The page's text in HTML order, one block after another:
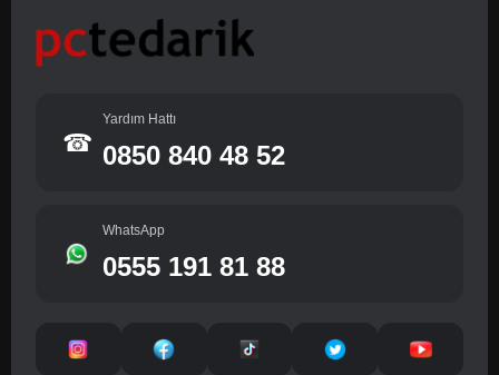
☎
Yardım Hattı
0850 840 48 52
WhatsApp
0555 191 81 88